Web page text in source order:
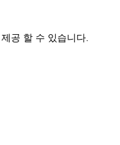
공 할 수 있습니다.